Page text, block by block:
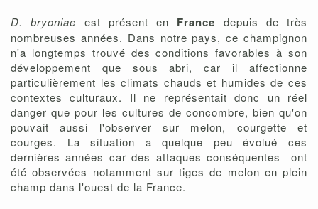
D. bryoniae est présent en France depuis de très
nombreuses années. Dans notre pays, ce champignon
n'a longtemps trouvé des conditions favorables à son
développement que sous abri, car il affectionne
particulièrement les climats chauds et humides de ces
contextes culturaux. Il ne représentait donc un réel
danger que pour les cultures de concombre, bien qu'on
pouvait aussi l'observer sur melon, courgette et
courges. La situation a quelque peu évolué ces
dernières années car des attaques conséquentes ont
été observées notamment sur tiges de melon en plein
champ dans l'ouest de la France.